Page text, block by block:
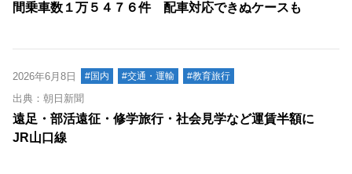
間乗車数１万５４７６件 配車対応できぬケースも
2026年6月8日 #国内 #交通・運輸 #教育旅行
出典：朝日新聞
遠足・部活遠征・修学旅行・社会見学など運賃半額に
JR山口線